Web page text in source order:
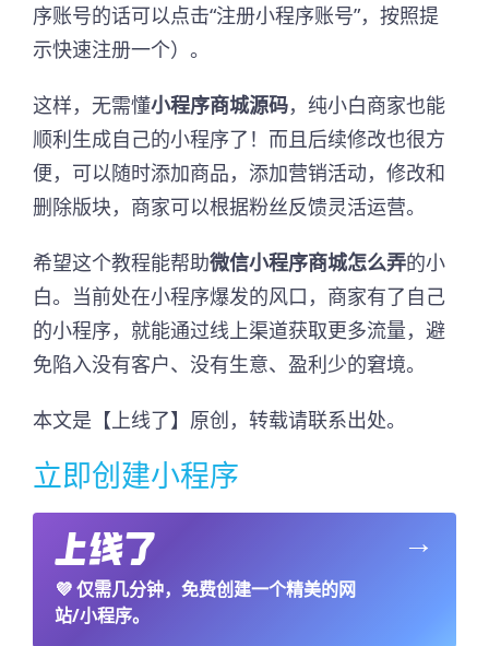
序账号的话可以点击“注册小程序账号”，按照提
示快速注册一个）。
这样，无需懂小程序商城源码，纯小白商家也能
顺利生成自己的小程序了！而且后续修改也很方
便，可以随时添加商品，添加营销活动，修改和
删除版块，商家可以根据粉丝反馈灵活运营。
希望这个教程能帮助微信小程序商城怎么弄的小
白。当前处在小程序爆发的风口，商家有了自己
的小程序，就能通过线上渠道获取更多流量，避
免陷入没有客户、没有生意、盈利少的窘境。
本文是【上线了】原创，转载请联系出处。
立即创建小程序
💜仅需几分钟，免费创建一个精美的网
站/小程序。
→